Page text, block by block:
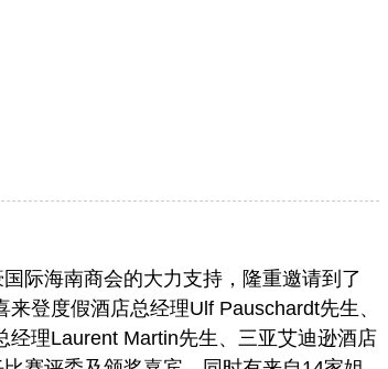
际海南商会的大力支持，隆重邀请到了
登度假酒店总经理Ulf Pauschardt先生、
理Laurent Martin先生、三亚艾迪逊酒店